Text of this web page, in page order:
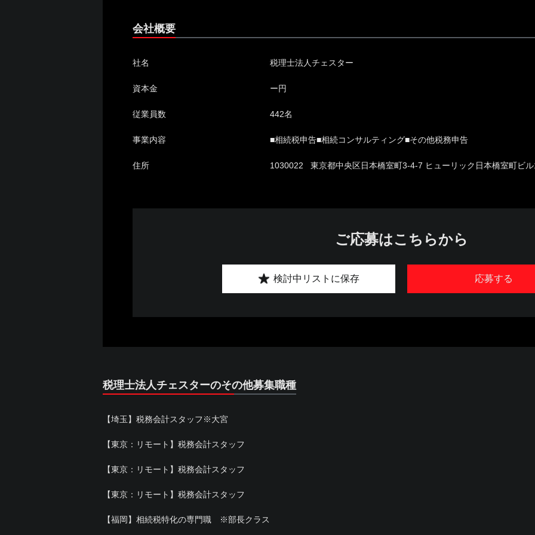
会社概要
社名 税理士法人チェスター
資本金 ー円
従業員数 442名
事業内容 ■相続税申告■相続コンサルティング■その他税務申告
住所 1030022 東京都中央区日本橋室町3-4-7 ヒューリック日本橋室町ビ
ご応募はこちらから
応募する
検討中リストに保存
税理士法人チェスターのその他募集職種
【埼玉】税務会計スタッフ※大宮
【東京：リモート】税務会計スタッフ
【東京：リモート】税務会計スタッフ
【東京：リモート】税務会計スタッフ
【福岡】相続税特化の専門職 ※部長クラス